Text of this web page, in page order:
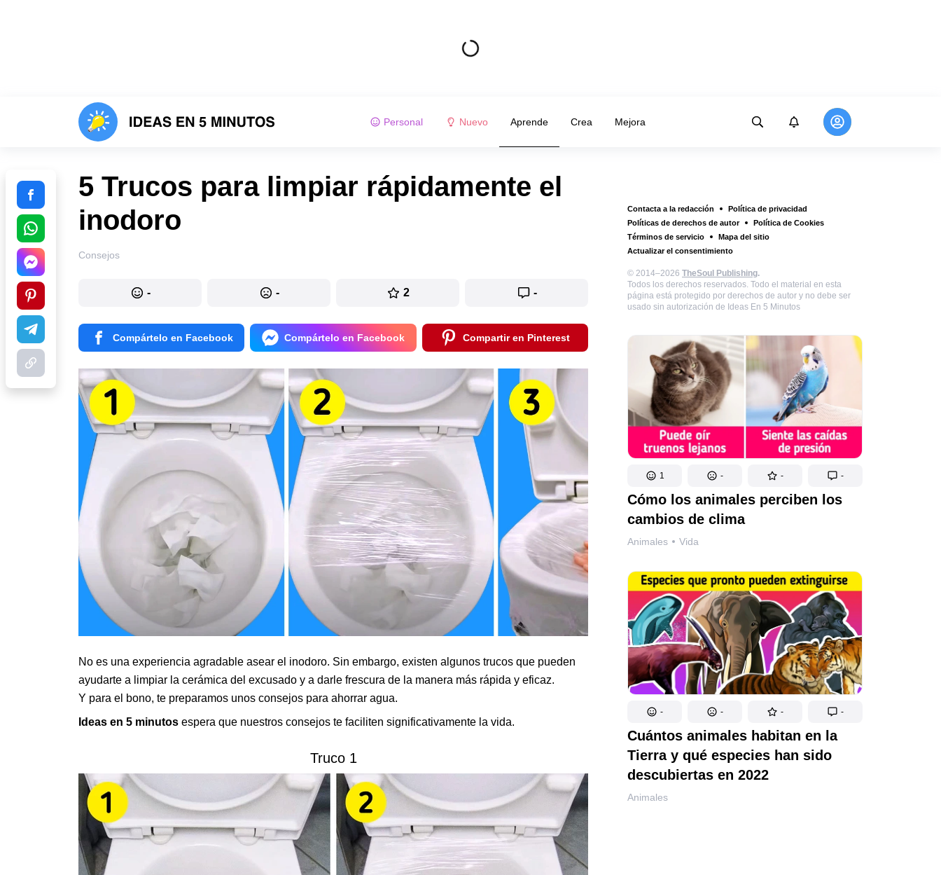
Personal Nuevo Aprende Crea Mejora
Contacta a la redacción
Política de privacidad
Políticas de derechos de autor
Política de Cookies
Términos de servicio
Mapa del sitio
Actualizar el consentimiento
© 2014–2026 TheSoul Publishing.
Todos los derechos reservados. Todo el material en esta
página está protegido por derechos de autor y no debe ser
usado sin autorización de Ideas En 5 Minutos
1 - - -
Cómo los animales perciben los
cambios de clima
Animales Vida
- - - -
Cuántos animales habitan en la
Tierra y qué especies han sido
descubiertas en 2022
Animales
5 Trucos para limpiar rápidamente el
inodoro
Consejos
- - 2 -
Compártelo en Facebook Compártelo en Facebook Compartir en Pinterest
No es una experiencia agradable asear el inodoro. Sin embargo, existen algunos trucos que pueden
ayudarte a limpiar la cerámica del excusado y a darle frescura de la manera más rápida y eficaz.
Y para el bono, te preparamos unos consejos para ahorrar agua.
Ideas en 5 minutos espera que nuestros consejos te faciliten significativamente la vida.
Truco 1